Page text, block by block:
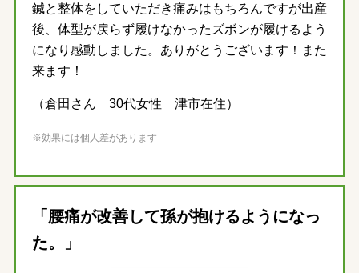
鍼と整体をしていただき痛みはもちろんですが出産
後、体型が戻らず履けなかったズボンが履けるよう
になり感動しました。ありがとうございます！また
来ます！
（倉田さん 30代女性 津市在住）
※効果には個人差があります
「腰痛が改善して孫が抱けるようになっ
た。」